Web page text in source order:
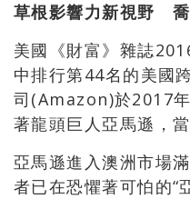
草根影響力新視野
美國《財富》雜誌
中排行第44名的美國
司(Amazon)於2017
著龍頭巨人亞馬遜，
亞馬遜進入澳洲市場
者已在恐懼著可怕的